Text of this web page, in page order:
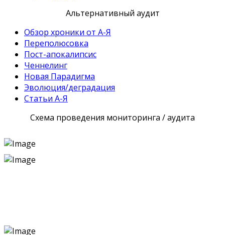
Альтернативный аудит
Обзор хроники от А-Я
Переполюсовка
Пост-апокалипсис
Ченнелинг
Новая Парадигма
Эволюция/деградация
Статьи А-Я
Схема проведения мониторинга / аудита